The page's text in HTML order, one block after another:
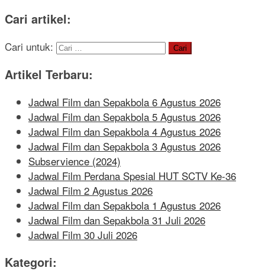
Cari artikel:
Cari untuk:
Artikel Terbaru:
Jadwal Film dan Sepakbola 6 Agustus 2026
Jadwal Film dan Sepakbola 5 Agustus 2026
Jadwal Film dan Sepakbola 4 Agustus 2026
Jadwal Film dan Sepakbola 3 Agustus 2026
Subservience (2024)
Jadwal Film Perdana Spesial HUT SCTV Ke-36
Jadwal Film 2 Agustus 2026
Jadwal Film dan Sepakbola 1 Agustus 2026
Jadwal Film dan Sepakbola 31 Juli 2026
Jadwal Film 30 Juli 2026
Kategori: